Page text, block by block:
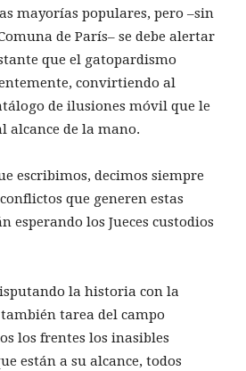
mayorías populares, pero –sin
de París– se debe alertar
que el gatopardismo
convirtiendo al
de ilusiones móvil que le
alcance de la mano.
escribimos, decimos siempre
que generen estas
esperando los Jueces custodios
la historia con la
tarea del campo
los frentes los inasibles
están a su alcance, todos